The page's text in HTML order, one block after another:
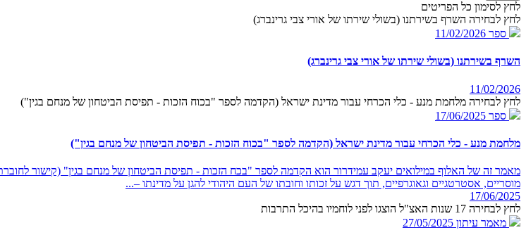
לחץ לסימון כל הפריטים
לחץ לבחירה השרף בשירתנו (בשולי שירתו של אורי צבי גרינברג)
ספר 11/02/2026
השרף בשירתנו (בשולי שירתו של אורי צבי גרינברג)
11/02/2026
לחץ לבחירה מלחמת מנע - כלי הכרחי עבור מדינת ישראל (הקדמה לספר "בכוח הזכות - תפיסת הביטחון של מנחם בגין")
ספר 17/06/2025
מלחמת מנע - כלי הכרחי עבור מדינת ישראל (הקדמה לספר "בכוח הזכות - תפיסת הביטחון של מנחם בגין")
מאמר זה של האלוף במילואים יעקב עמידרור הוא הקדמה לספר "בכח הזכות - תפיסת הביטחון של מנחם בגין" (קישור
מוסריים, אסטרטגיים וגאוגרפיים, תוך דגש על זכותו וחובתו של העם היהודי להגן על מדינתו –...
17/06/2025
לחץ לבחירה 17 שנות האצ"ל הוצגו לפני לוחמיו בהיכל התרבות
מאמר עיתון 27/05/2025